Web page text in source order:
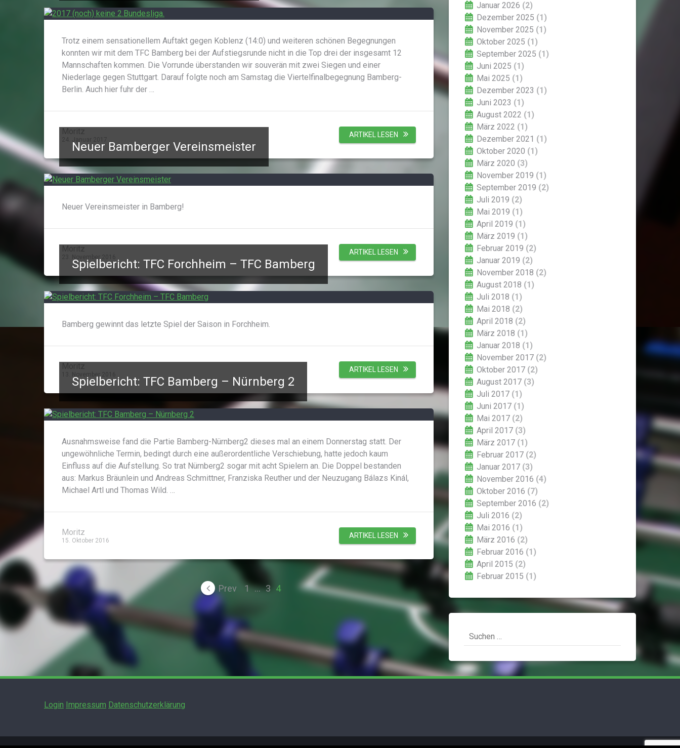
Trotz einem sensationellem Auftakt gegen Koblenz (14:0) und weiteren schönen Begegnungen
konnten wir mit dem TFC Bamberg bei der Aufstiegsrunde nicht in die Top drei der insgesamt 12
Mannschaften kommen. Die Vorrunde überstanden wir souverän mit zwei Siegen und einer
Niederlage gegen Stuttgart. Darauf folgte noch am Samstag die Viertelfinalbegegnung Bamberg-
Berlin. Auch hier fuhr der …
ARTIKEL LESEN
Neuer Bamberger Vereinsmeister
Neuer Vereinsmeister in Bamberg!
ARTIKEL LESEN
Spielbericht: TFC Forchheim – TFC Bamberg
Bamberg gewinnt das letzte Spiel der Saison in Forchheim.
ARTIKEL LESEN
Spielbericht: TFC Bamberg – Nürnberg 2
Ausnahmsweise fand die Partie Bamberg-Nürnberg2 dieses mal an einem Donnerstag statt. Der
ungewöhnliche Termin, bedingt durch eine außerordentliche Verschiebung, hatte jedoch kaum
Einfluss auf die Aufstellung. So trat Nürnberg2 sogar mit acht Spielern an. Die Doppel bestanden
aus: Markus Bräunlein und Andreas Schmittner, Franziska Reuther und der Neuzugang Bálazs Kinál,
Michael Artl und Thomas Wild. …
ARTIKEL LESEN
Moritz
15. Oktober 2016
Seitennummerierung
der
Beiträge
Prev 1 … 3 4
Januar 2026 (2)
Dezember 2025 (1)
November 2025 (1)
Oktober 2025 (1)
September 2025 (1)
Juni 2025 (1)
Mai 2025 (1)
Dezember 2023 (1)
Juni 2023 (1)
August 2022 (1)
März 2022 (1)
Dezember 2021 (1)
Oktober 2020 (1)
März 2020 (3)
November 2019 (1)
September 2019 (2)
Juli 2019 (2)
Mai 2019 (1)
April 2019 (1)
März 2019 (1)
Februar 2019 (2)
Januar 2019 (2)
November 2018 (2)
August 2018 (1)
Juli 2018 (1)
Mai 2018 (2)
April 2018 (2)
März 2018 (1)
Januar 2018 (1)
November 2017 (2)
Oktober 2017 (2)
August 2017 (3)
Juli 2017 (1)
Juni 2017 (1)
Mai 2017 (2)
April 2017 (3)
März 2017 (1)
Februar 2017 (2)
Januar 2017 (3)
November 2016 (4)
Oktober 2016 (7)
September 2016 (2)
Juli 2016 (2)
Mai 2016 (1)
März 2016 (2)
Februar 2016 (1)
April 2015 (2)
Februar 2015 (1)
Suchen
nach:
Login Impressum Datenschutzerklärung